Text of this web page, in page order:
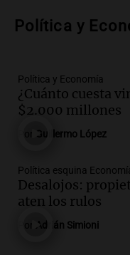
Audio.
Noticias
Episodios
Audio.La
avanza en
protección de
Episodios
Audio.Los
carnaval el
Política y
Política y Economía
¿Cuánto cuesta
$2.000 millones
Guillermo López
Política esquina
Desalojos:
aten los rulos
Adrián Simioni